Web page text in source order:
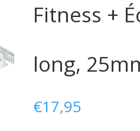
Fitness +
long,
€17,95